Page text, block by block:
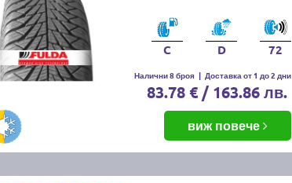
C D 72
Налични 8 броя | Доставка от 1 до 2 дни
83.78 € / 163.86 лв.
виж повече